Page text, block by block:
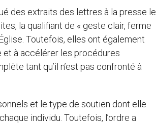
des extraits des lettres à la presse le
la qualifiant de « geste clair, ferme
Toutefois, elles ont également
et à accélérer les procédures
tant qu’il n’est pas confronté à
et le type de soutien dont elle
individu. Toutefois, l’ordre a